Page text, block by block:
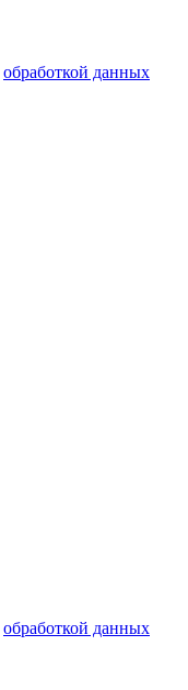
обработкой данных
обработкой данных